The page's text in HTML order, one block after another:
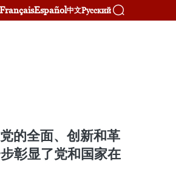
FrançaisEspañol中文Русский
的全面、创新和革
彰显了党和国家在